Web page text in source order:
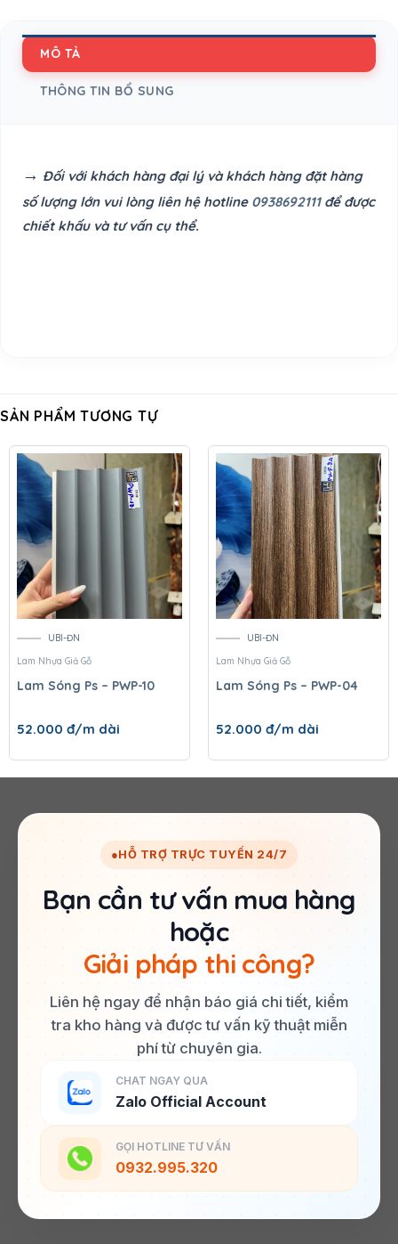
MÔ TẢ
THÔNG TIN BỔ SUNG
→ Đối với khách hàng đại lý và khách hàng đặt hàng
số lượng lớn vui lòng liên hệ hotline 0938692111để được
chiết khấu và tư vấn cụ thể.
SẢN PHẨM TƯƠNG TỰ
UBI-ĐN
Lam Nhựa Giả Gỗ
Lam Sóng Ps – PWP-10
52.000 đ/m dài
UBI-ĐN
Lam Nhựa Giả Gỗ
Lam Sóng Ps – PWP-04
52.000 đ/m dài
●HỖ TRỢ TRỰC TUYẾN 24/7
Bạn cần tư vấn mua hàng
hoặc
Giải pháp thi công?
Liên hệ ngay để nhận báo giá chi tiết, kiểm
tra kho hàng và được tư vấn kỹ thuật miễn
phí từ chuyên gia.
CHAT NGAY QUA
Zalo Official Account
GỌI HOTLINE TƯ VẤN
0932.995.320